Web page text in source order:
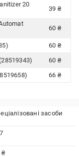
20
39 ₴
60 ₴
60 ₴
60 ₴
66 ₴
засоби
₴